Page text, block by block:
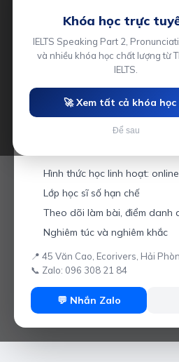
Luyện thi IELTS cùng
Giáo viên hơn 10 năm kinh
Hình thức học linh hoạt:
Lớp học sĩ số hạn chế
Theo dõi làm bài, điểm danh
Nghiêm túc và nghiêm khắc
📍 45 Văn Cao, Ecorivers, Hải
📞 Zalo: 096 308 21 84
💬 Nhắn Zalo
Khóa học trực
IELTS Speaking Part 2,
và nhiều khóa học chất lượng từ
IELTS.
🚀 Xem tất cả khóa
Để sau